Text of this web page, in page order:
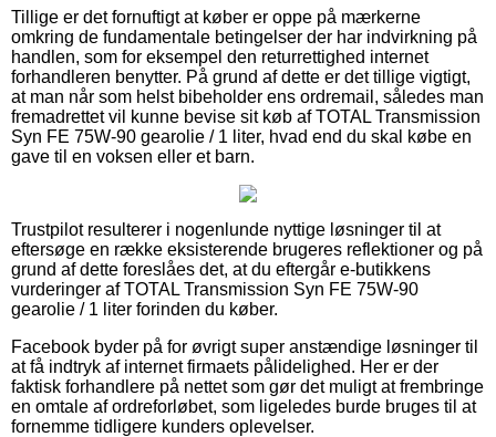
Tillige er det fornuftigt at køber er oppe på mærkerne
omkring de fundamentale betingelser der har indvirkning på
handlen, som for eksempel den returrettighed internet
forhandleren benytter. På grund af dette er det tillige vigtigt,
at man når som helst bibeholder ens ordremail, således man
fremadrettet vil kunne bevise sit køb af TOTAL Transmission
Syn FE 75W-90 gearolie / 1 liter, hvad end du skal købe en
gave til en voksen eller et barn.
Trustpilot resulterer i nogenlunde nyttige løsninger til at
eftersøge en række eksisterende brugeres reflektioner og på
grund af dette foreslåes det, at du eftergår e-butikkens
vurderinger af TOTAL Transmission Syn FE 75W-90
gearolie / 1 liter forinden du køber.
Facebook byder på for øvrigt super anstændige løsninger til
at få indtryk af internet firmaets pålidelighed. Her er der
faktisk forhandlere på nettet som gør det muligt at frembringe
en omtale af ordreforløbet, som ligeledes burde bruges til at
fornemme tidligere kunders oplevelser.